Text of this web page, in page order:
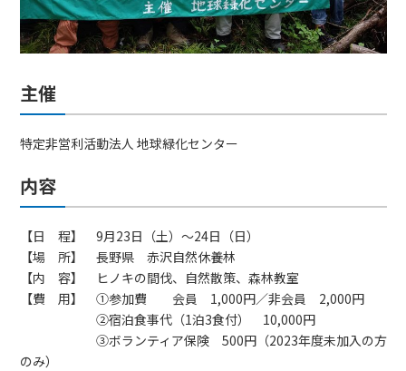
主催
特定非営利活動法人 地球緑化センター
内容
【日 程】 9月23日（土）～24日（日）
【場 所】 長野県 赤沢自然休養林
【内 容】 ヒノキの間伐、自然散策、森林教室
【費 用】 ①参加費 会員 1,000円／非会員 2,000円
②宿泊食事代（1泊3食付） 10,000円
③ボランティア保険 500円（2023年度未加入の方
のみ）